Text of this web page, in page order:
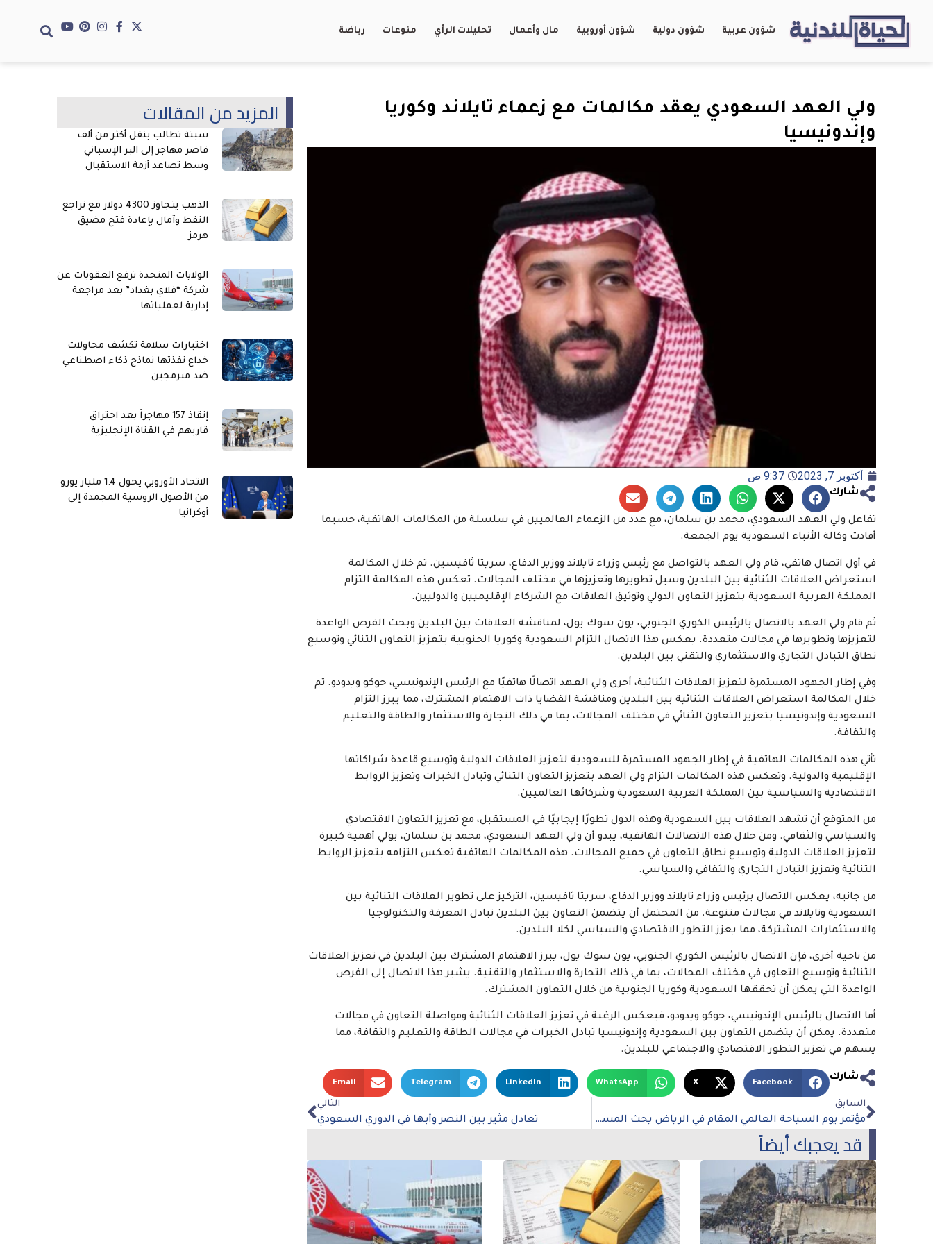
شؤون عربية شؤون دولية شؤون أوروبية مال وأعمال تحليلات الرأي منوعات رياضة
ولي العهد السعودي يعقد مكالمات مع زعماء تايلاند وكوريا
وإندونيسيا
أكتوبر 7, 2023 9:37 ص
شارك
تفاعل ولي العهد السعودي، محمد بن سلمان، مع عدد من الزعماء العالميين في سلسلة من المكالمات الهاتفية، حسبما
أفادت وكالة الأنباء السعودية يوم الجمعة.
في أول اتصال هاتفي، قام ولي العهد بالتواصل مع رئيس وزراء تايلاند ووزير الدفاع، سريتا ثافيسين. تم خلال المكالمة
استعراض العلاقات الثنائية بين البلدين وسبل تطويرها وتعزيزها في مختلف المجالات. تعكس هذه المكالمة التزام
المملكة العربية السعودية بتعزيز التعاون الدولي وتوثيق العلاقات مع الشركاء الإقليميين والدوليين.
ثم قام ولي العهد بالاتصال بالرئيس الكوري الجنوبي، يون سوك يول، لمناقشة العلاقات بين البلدين وبحث الفرص الواعدة
لتعزيزها وتطويرها في مجالات متعددة. يعكس هذا الاتصال التزام السعودية وكوريا الجنوبية بتعزيز التعاون الثنائي وتوسيع
نطاق التبادل التجاري والاستثماري والتقني بين البلدين.
وفي إطار الجهود المستمرة لتعزيز العلاقات الثنائية، أجرى ولي العهد اتصالًا هاتفيًا مع الرئيس الإندونيسي، جوكو ويدودو. تم
خلال المكالمة استعراض العلاقات الثنائية بين البلدين ومناقشة القضايا ذات الاهتمام المشترك، مما يبرز التزام
السعودية وإندونيسيا بتعزيز التعاون الثنائي في مختلف المجالات، بما في ذلك التجارة والاستثمار والطاقة والتعليم
والثقافة.
تأتي هذه المكالمات الهاتفية في إطار الجهود المستمرة للسعودية لتعزيز العلاقات الدولية وتوسيع قاعدة شراكاتها
الإقليمية والدولية. وتعكس هذه المكالمات التزام ولي العهد بتعزيز التعاون الثنائي وتبادل الخبرات وتعزيز الروابط
الاقتصادية والسياسية بين المملكة العربية السعودية وشركائها العالميين.
من المتوقع أن تشهد العلاقات بين السعودية وهذه الدول تطورًا إيجابيًا في المستقبل، مع تعزيز التعاون الاقتصادي
والسياسي والثقافي. ومن خلال هذه الاتصالات الهاتفية، يبدو أن ولي العهد السعودي، محمد بن سلمان، يولي أهمية كبيرة
لتعزيز العلاقات الدولية وتوسيع نطاق التعاون في جميع المجالات. هذه المكالمات الهاتفية تعكس التزامه بتعزيز الروابط
الثنائية وتعزيز التبادل التجاري والثقافي والسياسي.
من جانبه، يعكس الاتصال برئيس وزراء تايلاند ووزير الدفاع، سريتا ثافيسين، التركيز على تطوير العلاقات الثنائية بين
السعودية وتايلاند في مجالات متنوعة. من المحتمل أن يتضمن التعاون بين البلدين تبادل المعرفة والتكنولوجيا
والاستثمارات المشتركة، مما يعزز التطور الاقتصادي والسياسي لكلا البلدين.
من ناحية أخرى، فإن الاتصال بالرئيس الكوري الجنوبي، يون سوك يول، يبرز الاهتمام المشترك بين البلدين في تعزيز العلاقات
الثنائية وتوسيع التعاون في مختلف المجالات، بما في ذلك التجارة والاستثمار والتقنية. يشير هذا الاتصال إلى الفرص
الواعدة التي يمكن أن تحققها السعودية وكوريا الجنوبية من خلال التعاون المشترك.
أما الاتصال بالرئيس الإندونيسي، جوكو ويدودو، فيعكس الرغبة في تعزيز العلاقات الثنائية ومواصلة التعاون في مجالات
متعددة. يمكن أن يتضمن التعاون بين السعودية وإندونيسيا تبادل الخبرات في مجالات الطاقة والتعليم والثقافة، مما
يسهم في تعزيز التطور الاقتصادي والاجتماعي للبلدين.
شارك
Facebook
X
WhatsApp
LinkedIn
Telegram
Email
السابق
مؤتمر يوم السياحة العالمي المقام في الرياض يحث المستهلكين على تنويع عادات السفر
التالي
تعادل مثير بين النصر وأبها في الدوري السعودي
قد يعجبك أيضاً
المزيد من المقالات
سبتة تطالب بنقل أكثر من ألف
قاصر مهاجر إلى البر الإسباني
وسط تصاعد أزمة الاستقبال
الذهب يتجاوز 4300 دولار مع تراجع
النفط وآمال بإعادة فتح مضيق
هرمز
الولايات المتحدة ترفع العقوبات عن
شركة “فلاي بغداد” بعد مراجعة
إدارية لعملياتها
اختبارات سلامة تكشف محاولات
خداع نفذتها نماذج ذكاء اصطناعي
ضد مبرمجين
إنقاذ 157 مهاجراً بعد احتراق
قاربهم في القناة الإنجليزية
الاتحاد الأوروبي يحول 1.4 مليار يورو
من الأصول الروسية المجمدة إلى
أوكرانيا